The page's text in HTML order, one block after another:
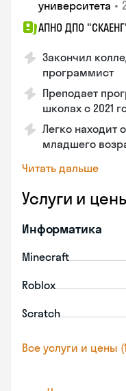
университета •
АПНО ДПО
Закончил
программист
Преподает
школах с 2021
Легко находит
младшего
Читать дальше
Услуги и
Информатика
Minecraft
Roblox
Scratch
Все услуги и цены